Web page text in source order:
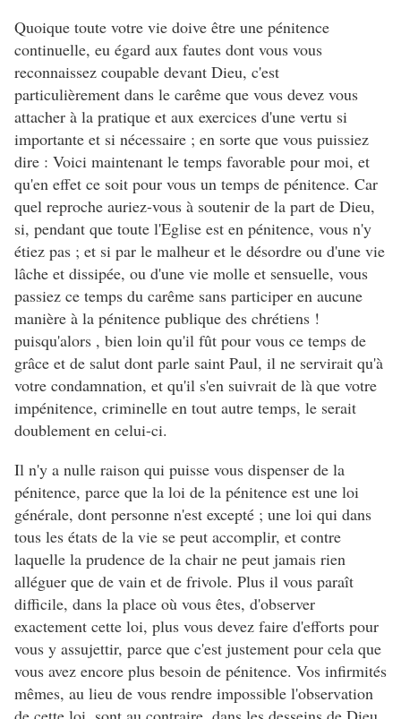
Quoique toute votre vie doive être une pénitence
continuelle, eu égard aux fautes dont vous vous
reconnaissez coupable devant Dieu, c'est
particulièrement dans le carême que vous devez vous
attacher à la pratique et aux exercices d'une vertu si
importante et si nécessaire ; en sorte que vous puissiez
dire : Voici maintenant le temps favorable pour moi, et
qu'en effet ce soit pour vous un temps de pénitence. Car
quel reproche auriez-vous à soutenir de la part de Dieu,
si, pendant que toute l'Eglise est en pénitence, vous n'y
étiez pas ; et si par le malheur et le désordre ou d'une vie
lâche et dissipée, ou d'une vie molle et sensuelle, vous
passiez ce temps du carême sans participer en aucune
manière à la pénitence publique des chrétiens !
puisqu'alors , bien loin qu'il fût pour vous ce temps de
grâce et de salut dont parle saint Paul, il ne servirait qu'à
votre condamnation, et qu'il s'en suivrait de là que votre
impénitence, criminelle en tout autre temps, le serait
doublement en celui-ci.
Il n'y a nulle raison qui puisse vous dispenser de la
pénitence, parce que la loi de la pénitence est une loi
générale, dont personne n'est excepté ; une loi qui dans
tous les états de la vie se peut accomplir, et contre
laquelle la prudence de la chair ne peut jamais rien
alléguer que de vain et de frivole. Plus il vous paraît
difficile, dans la place où vous êtes, d'observer
exactement cette loi, plus vous devez faire d'efforts pour
vous y assujettir, parce que c'est justement pour cela que
vous avez encore plus besoin de pénitence. Vos infirmités
mêmes, au lieu de vous rendre impossible l'observation